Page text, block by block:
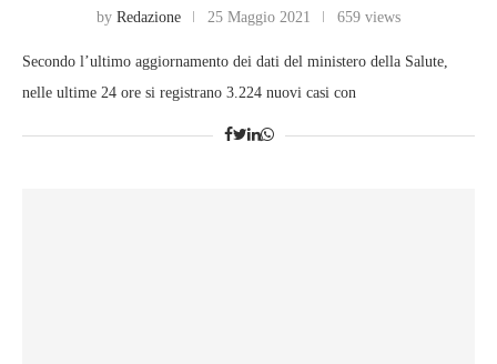
by Redazione 25 Maggio 2021 659 views
Secondo l’ultimo aggiornamento dei dati del ministero della Salute,
nelle ultime 24 ore si registrano 3.224 nuovi casi con